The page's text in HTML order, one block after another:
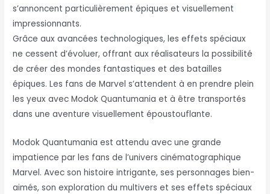
s’annoncent particulièrement épiques et visuellement
impressionnants.
Grâce aux avancées technologiques, les effets spéciaux
ne cessent d’évoluer, offrant aux réalisateurs la possibilité
de créer des mondes fantastiques et des batailles
épiques. Les fans de Marvel s’attendent à en prendre plein
les yeux avec Modok Quantumania et à être transportés
dans une aventure visuellement époustouflante.
Modok Quantumania est attendu avec une grande
impatience par les fans de l’univers cinématographique
Marvel. Avec son histoire intrigante, ses personnages bien-
aimés, son exploration du multivers et ses effets spéciaux